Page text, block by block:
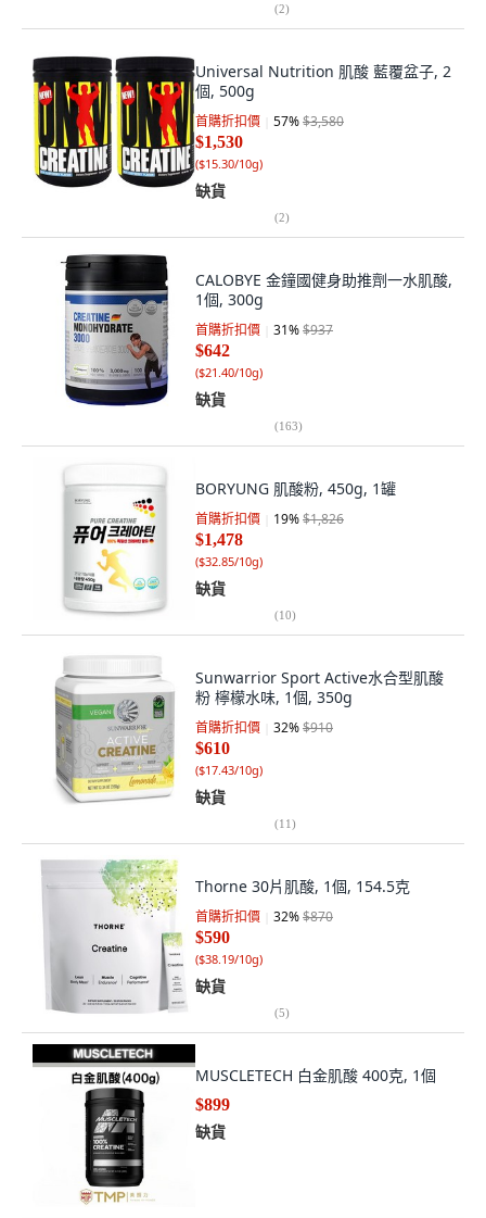
(2)
Universal Nutrition 肌酸 藍覆盆子, 2
個, 500g
首購折扣價 57%$3,580
$1,530
($15.30/10g)
缺貨
(2)
CALOBYE 金鐘國健身助推劑一水肌酸,
1個, 300g
首購折扣價 31%$937
$642
($21.40/10g)
缺貨
(163)
BORYUNG 肌酸粉, 450g, 1罐
首購折扣價 19%$1,826
$1,478
($32.85/10g)
缺貨
(10)
Sunwarrior Sport Active水合型肌酸
粉 檸檬水味, 1個, 350g
首購折扣價 32%$910
$610
($17.43/10g)
缺貨
(11)
Thorne 30片肌酸, 1個, 154.5克
首購折扣價 32%$870
$590
($38.19/10g)
缺貨
(5)
MUSCLETECH 白金肌酸 400克, 1個
$899
缺貨